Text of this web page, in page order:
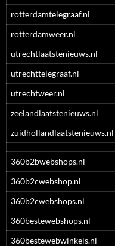
rotterdamtelegraaf.nl
rotterdamweer.nl
utrechtlaatstenieuws.nl
utrechttelegraaf.nl
utrechtweer.nl
zeelandlaatstenieuws.nl
zuidhollandlaatstenieuws.nl
360b2bwebshops.nl
360b2cwebshop.nl
360b2cwebshops.nl
360bestewebshops.nl
360bestewebwinkels.nl